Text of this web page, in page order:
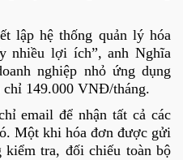
lập hệ thống quản lý hóa
nhiều lợi ích”, anh Nghĩa
nghiệp nhỏ ứng dụng
chỉ 149.000 VNĐ/tháng.
email để nhận tất cả các
Một khi hóa đơn được gửi
kiểm tra, đối chiếu toàn bộ